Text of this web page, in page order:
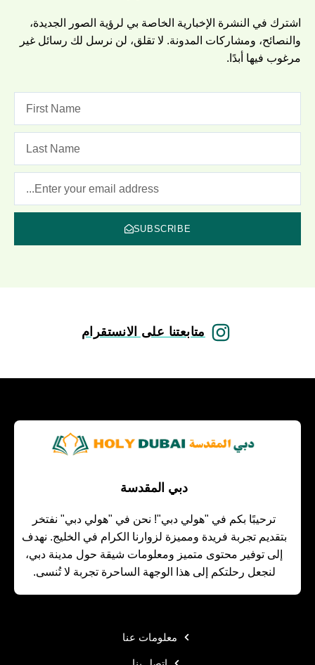
اشترك في النشرة الإخبارية الخاصة بي لرؤية الصور الجديدة،
والنصائح، ومشاركات المدونة. لا تقلق، لن نرسل لك رسائل غير
مرغوب فيها أبدًا.
SUBSCRIBE
متابعتنا على الانستقرام
دبي المقدسة
ترحيبًا بكم في "هولي دبي"! نحن في "هولي دبي" نفتخر
بتقديم تجربة فريدة ومميزة لزوارنا الكرام في الخليج. نهدف
إلى توفير محتوى متميز ومعلومات شيقة حول مدينة دبي،
لنجعل رحلتكم إلى هذا الوجهة الساحرة تجربة لا تُنسى.
معلومات عنا